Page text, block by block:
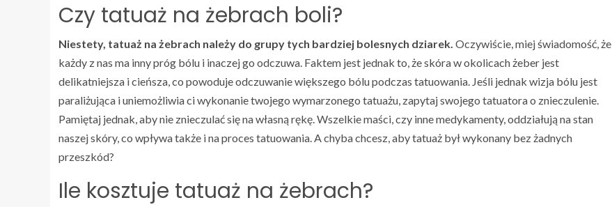
Czy tatuaż na żebrach boli?
Niestety, tatuaż na żebrach należy do grupy tych bardziej bolesnych dziarek. Oczywiście, miej świadomość, że
każdy z nas ma inny próg bólu i inaczej go odczuwa. Faktem jest jednak to, że skóra w okolicach żeber jest
delikatniejsza i cieńsza, co powoduje odczuwanie większego bólu podczas tatuowania. Jeśli jednak wizja bólu jest
paraliżująca i uniemożliwia ci wykonanie twojego wymarzonego tatuażu, zapytaj swojego tatuatora o znieczulenie.
Pamiętaj jednak, aby nie znieczulać się na własną rękę. Wszelkie maści, czy inne medykamenty, oddziałują na stan
naszej skóry, co wpływa także i na proces tatuowania. A chyba chcesz, aby tatuaż był wykonany bez żadnych
przeszkód?
Ile kosztuje tatuaż na żebrach?